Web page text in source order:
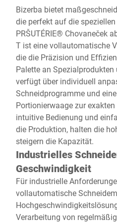
Bizerba bietet
die perfekt auf die
PRŠUTÉRIE® Chovaneček
T ist eine vollautomatische
die die Präzision und
Palette an
verfügt über individuell
Schneidprogramme und
Portionierwaage zur
intuitive Bedienung und
die Produktion, halten die
steigern die Kapazität.
Industrielles
Geschwindigkeit
Für industrielle
vollautomatische
Verarbeitung von